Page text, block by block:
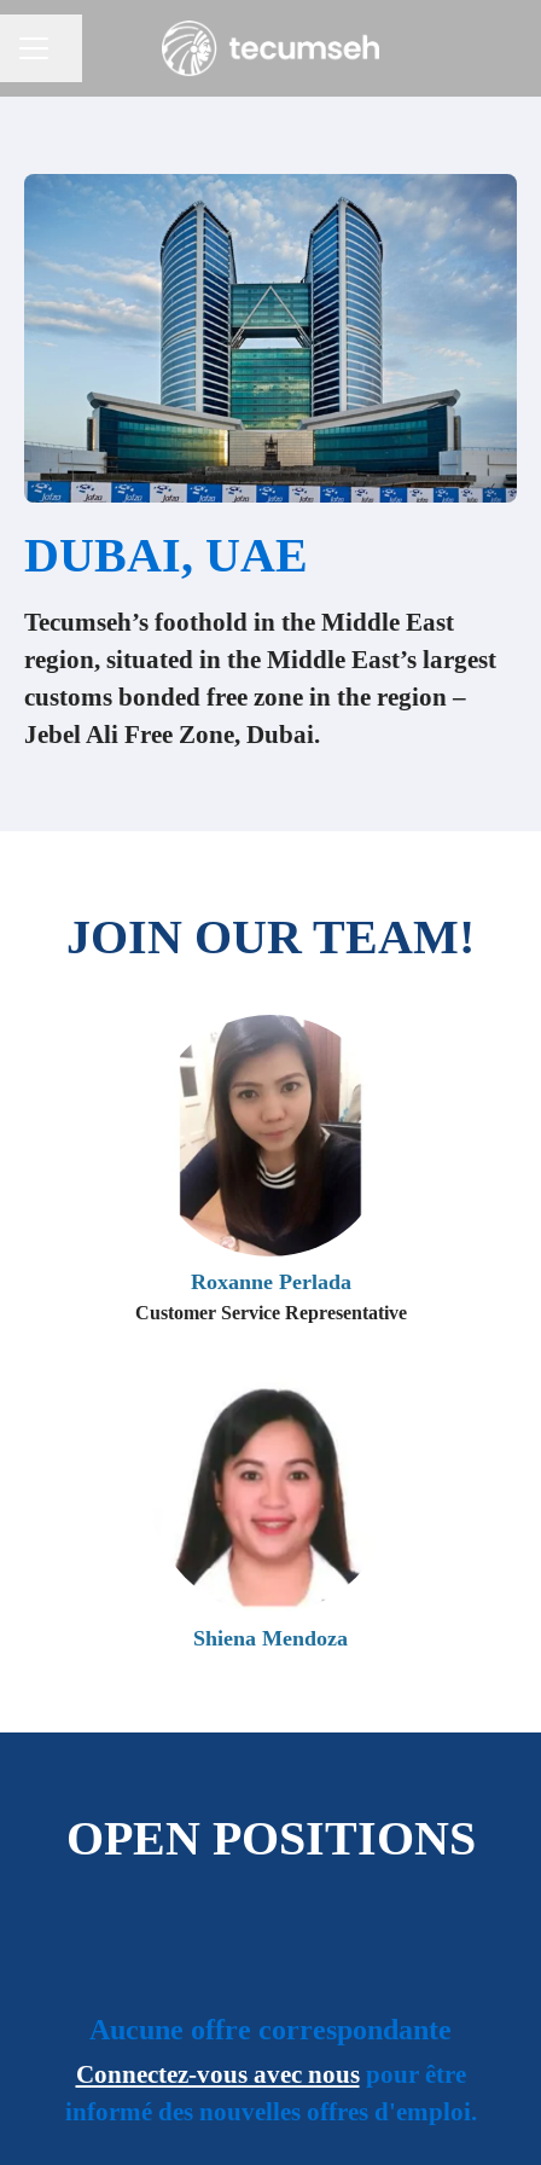
Partager la page
DUBAI, UAE
Tecumseh’s foothold in the Middle East
region, situated in the Middle East’s largest
customs bonded free zone in the region –
Jebel Ali Free Zone, Dubai.
JOIN OUR TEAM!
Roxanne Perlada
Customer Service Representative
Shiena Mendoza
OPEN POSITIONS
Aucune offre correspondante
Connectez-vous avec nouspour être
informé des nouvelles offres d'emploi.